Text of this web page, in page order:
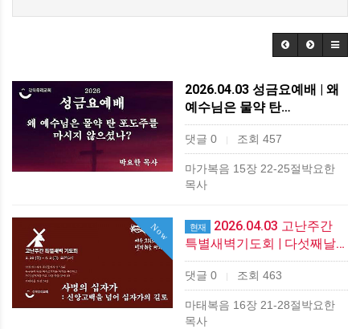
2026.04.03 성금요예배 | 왜
예수님은 물약 탄…
댓글 0 | 조회 457
마가복음 15장 22-25절박요한
목사
Now 현재
2026.04.03 고난주간
특별새벽기도회 | 다섯째날…
댓글 0 | 조회 463
마태복음 16장 21-28절박요한
목사